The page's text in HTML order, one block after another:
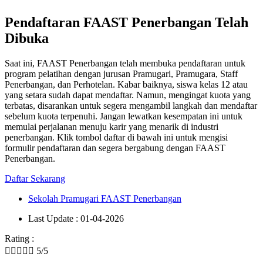
Pendaftaran FAAST Penerbangan Telah
Dibuka
Saat ini, FAAST Penerbangan telah membuka pendaftaran untuk
program pelatihan dengan jurusan Pramugari, Pramugara, Staff
Penerbangan, dan Perhotelan. Kabar baiknya, siswa kelas 12 atau
yang setara sudah dapat mendaftar. Namun, mengingat kuota yang
terbatas, disarankan untuk segera mengambil langkah dan mendaftar
sebelum kuota terpenuhi. Jangan lewatkan kesempatan ini untuk
memulai perjalanan menuju karir yang menarik di industri
penerbangan. Klik tombol daftar di bawah ini untuk mengisi
formulir pendaftaran dan segera bergabung dengan FAAST
Penerbangan.
Daftar Sekarang
Sekolah Pramugari FAAST Penerbangan
Last Update : 01-04-2026
Rating :
     5/5